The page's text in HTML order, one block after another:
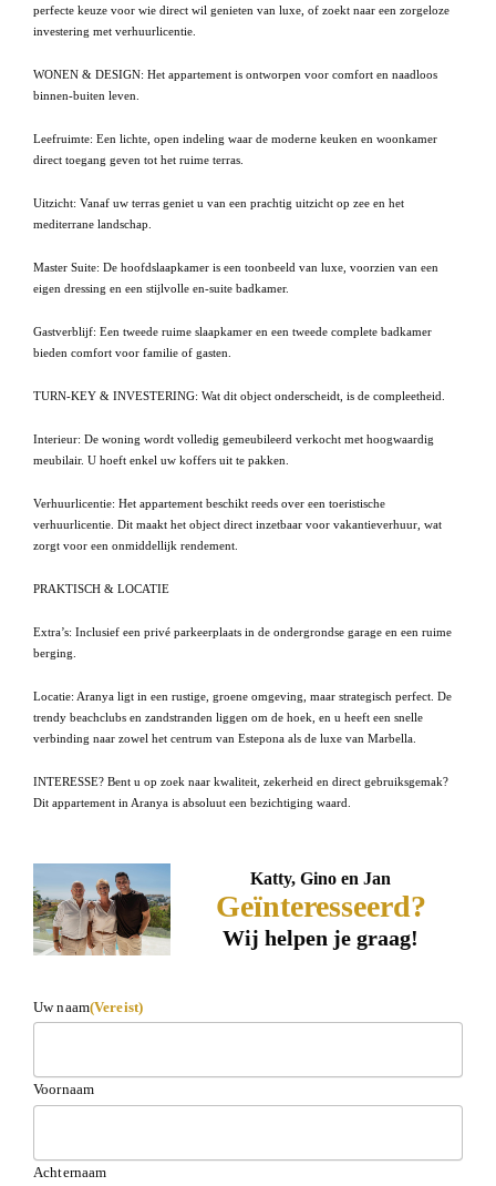
perfecte keuze voor wie direct wil genieten van luxe, of zoekt naar een zorgeloze
investering met verhuurlicentie.
WONEN & DESIGN: Het appartement is ontworpen voor comfort en naadloos
binnen-buiten leven.
Leefruimte: Een lichte, open indeling waar de moderne keuken en woonkamer
direct toegang geven tot het ruime terras.
Uitzicht: Vanaf uw terras geniet u van een prachtig uitzicht op zee en het
mediterrane landschap.
Master Suite: De hoofdslaapkamer is een toonbeeld van luxe, voorzien van een
eigen dressing en een stijlvolle en-suite badkamer.
Gastverblijf: Een tweede ruime slaapkamer en een tweede complete badkamer
bieden comfort voor familie of gasten.
TURN-KEY & INVESTERING: Wat dit object onderscheidt, is de compleetheid.
Interieur: De woning wordt volledig gemeubileerd verkocht met hoogwaardig
meubilair. U hoeft enkel uw koffers uit te pakken.
Verhuurlicentie: Het appartement beschikt reeds over een toeristische
verhuurlicentie. Dit maakt het object direct inzetbaar voor vakantieverhuur, wat
zorgt voor een onmiddellijk rendement.
PRAKTISCH & LOCATIE
Extra’s: Inclusief een privé parkeerplaats in de ondergrondse garage en een ruime
berging.
Locatie: Aranya ligt in een rustige, groene omgeving, maar strategisch perfect. De
trendy beachclubs en zandstranden liggen om de hoek, en u heeft een snelle
verbinding naar zowel het centrum van Estepona als de luxe van Marbella.
INTERESSE? Bent u op zoek naar kwaliteit, zekerheid en direct gebruiksgemak?
Dit appartement in Aranya is absoluut een bezichtiging waard.
Katty, Gino en Jan
Geïnteresseerd?
Wij helpen je graag!
Uw naam(Vereist)
Voornaam
Achternaam